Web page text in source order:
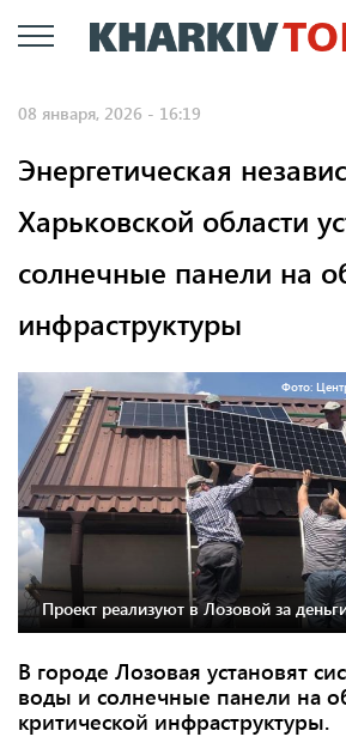
к
08 января, 2026 - 16:19
Энергетическая
Харьковской области
солнечные панели на
инфраструктуры
Фото:
Проект реализуют в Лозовой за
В городе Лозовая установят
воды и солнечные панели на
критической инфраструктуры.